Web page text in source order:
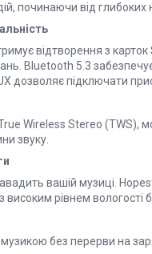
починаючи від глибоких
відтворення з
Bluetooth 5.3
дозволяє підключати
Wireless Stereo (TWS),
звуку.
вашій музиці.
високим рівнем
без перерви на